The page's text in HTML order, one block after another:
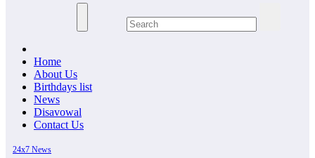
Home
About Us
Birthdays list
News
Disavowal
Contact Us
24x7 News